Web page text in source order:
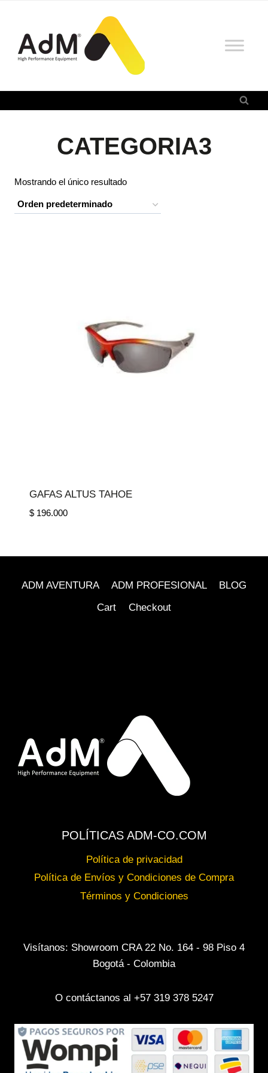
contenido
CATEGORIA3
Mostrando el único resultado
GAFAS ALTUS TAHOE
$196.000
ADM AVENTURA ADM PROFESIONAL
BLOG
Cart
Checkout
POLÍTICAS ADM-CO.COM
Política de privacidad
Política de Envíos y Condiciones de Compra
Términos y Condiciones
Visítanos: Showroom CRA 22 No. 164 - 98 Piso 4
Bogotá - Colombia
O contáctanos al +57 319 378 5247